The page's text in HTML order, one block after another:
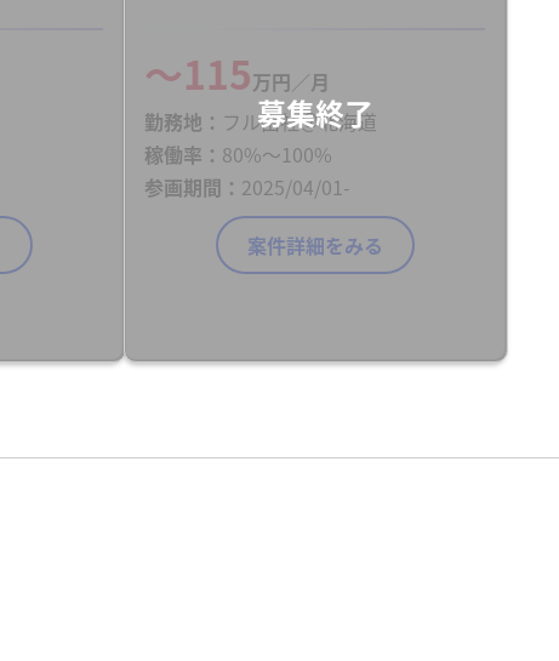
〜115万円／月
勤務地
フル出社＠北海道
稼働率
80%〜100%
参画期間
2025/04/01-
案件詳細をみる